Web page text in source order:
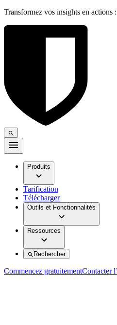
Transformez vos insights en
Produits
Tarification
Télécharger
Outils et Fonctionnalités
Ressources
Rechercher
Commencez gratuitementContacter